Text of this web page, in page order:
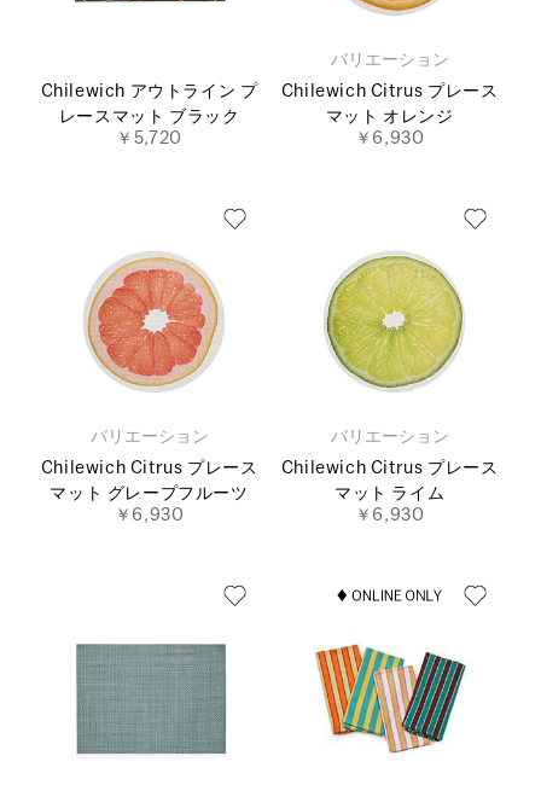
Chilewich アウトライン プ
レースマット ブラック
￥5,720
バリエーション
Chilewich Citrus プレース
マット オレンジ
￥6,930
バリエーション
Chilewich Citrus プレース
マット グレープフルーツ
￥6,930
バリエーション
Chilewich Citrus プレース
マット ライム
￥6,930